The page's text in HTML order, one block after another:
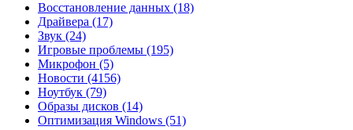
Восстановление данных (18)
Драйвера (17)
Звук (24)
Игровые проблемы (195)
Микрофон (5)
Новости (4156)
Ноутбук (79)
Образы дисков (14)
Оптимизация Windows (51)